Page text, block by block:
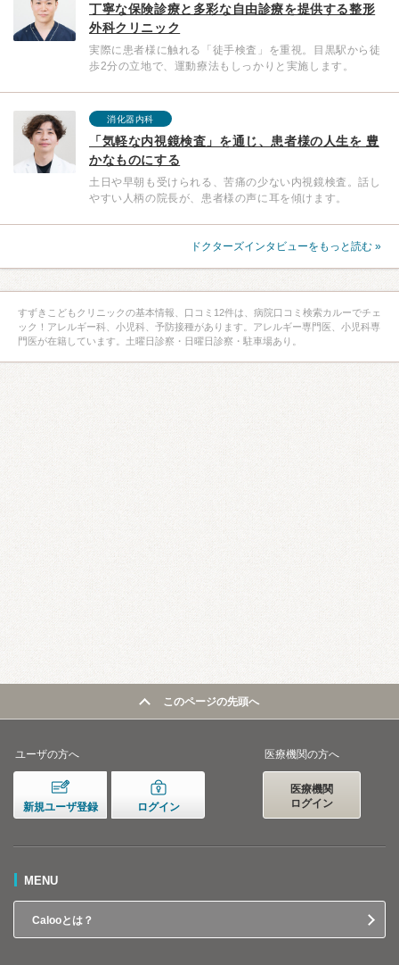
丁寧な保険診療と多彩な自由診療を提供する整形
外科クリニック
実際に患者様に触れる「徒手検査」を重視。目黒駅から徒
歩2分の立地で、運動療法もしっかりと実施します。
消化器内科
「気軽な内視鏡検査」を通じ、患者様の人生を 豊
かなものにする
土日や早朝も受けられる、苦痛の少ない内視鏡検査。話し
やすい人柄の院長が、患者様の声に耳を傾けます。
ドクターズインタビューをもっと読む »
すずきこどもクリニックの基本情報、口コミ12件は、病院口コミ検索カルーでチェ
ック！アレルギー科、小児科、予防接種があります。アレルギー専門医、小児科専
門医が在籍しています。土曜日診察・日曜日診察・駐車場あり。
このページの先頭へ
ユーザの方へ
新規ユーザ登録 ログイン
医療機関の方へ
医療機関
ログイン
MENU
Calooとは？